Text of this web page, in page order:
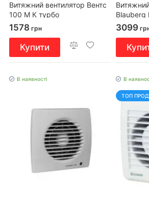
Витяжний вентилятор Вентс
100 М К турбо
1578 грн
Купити
Blauberg
3099
В наявності В
ТОП